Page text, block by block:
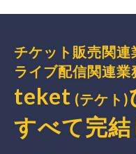
チケット販売関連
ライブ配信関連業
teket (テケト)
すべて完結